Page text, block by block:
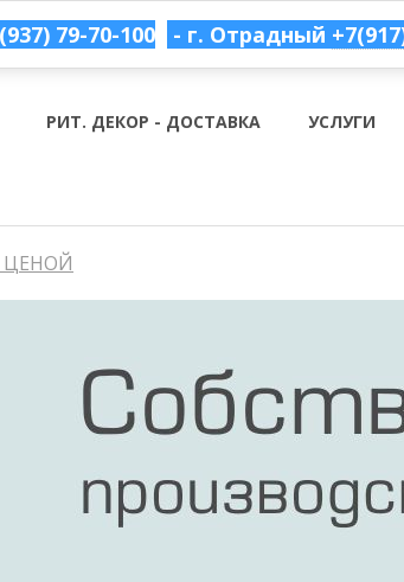
79-70-100 - г. Отрадный
РИТ. ДЕКОР - ДОСТАВКА УСЛУГИ